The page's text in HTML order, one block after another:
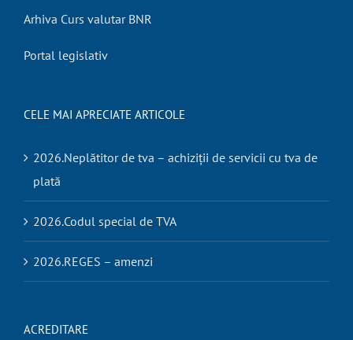
Arhiva Curs valutar BNR
Portal legislativ
CELE MAI APRECIATE ARTICOLE
2026.Neplătitor de tva – achiziții de servicii cu tva de
plată
2026.Codul special de TVA
2026.REGES – amenzi
ACREDITARE